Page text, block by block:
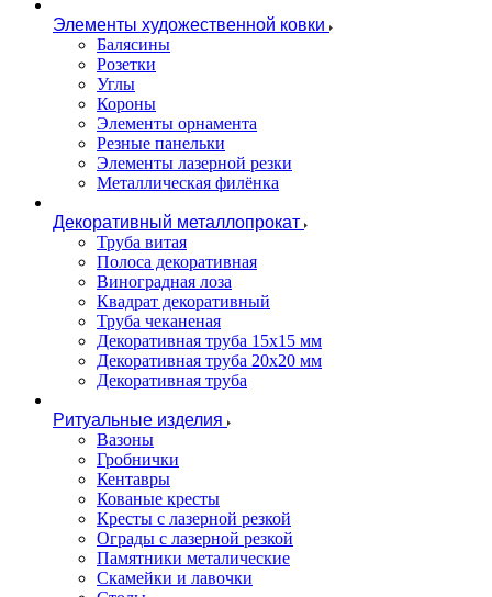
Элементы художественной ковки
Балясины
Розетки
Углы
Короны
Элементы орнамента
Резные панельки
Элементы лазерной резки
Металлическая филёнка
Декоративный металлопрокат
Труба витая
Полоса декоративная
Виноградная лоза
Квадрат декоративный
Труба чеканеная
Декоративная труба 15х15 мм
Декоративная труба 20х20 мм
Декоративная труба
Ритуальные изделия
Вазоны
Гробнички
Кентавры
Кованые кресты
Кресты с лазерной резкой
Ограды с лазерной резкой
Памятники металические
Скамейки и лавочки